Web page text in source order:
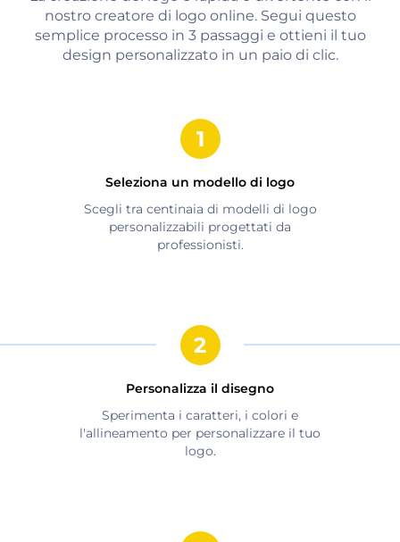
nostro creatore di logo online. Segui questo
semplice processo in 3 passaggi e ottieni il tuo
design personalizzato in un paio di clic.
Seleziona un modello di logo
Scegli tra centinaia di modelli di logo
personalizzabili progettati da
professionisti.
Personalizza il disegno
Sperimenta i caratteri, i colori e
l'allineamento per personalizzare il tuo
logo.